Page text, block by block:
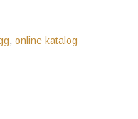
, online katalog